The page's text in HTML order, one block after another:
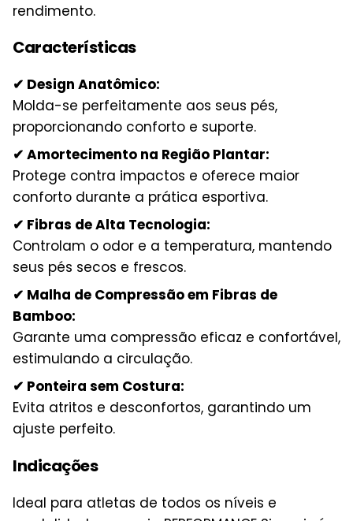
rendimento.
Características
✔ Design Anatômico:
Molda-se perfeitamente aos seus pés,
proporcionando conforto e suporte.
✔ Amortecimento na Região Plantar:
Protege contra impactos e oferece maior
conforto durante a prática esportiva.
✔ Fibras de Alta Tecnologia:
Controlam o odor e a temperatura, mantendo
seus pés secos e frescos.
✔ Malha de Compressão em Fibras de
Bamboo:
Garante uma compressão eficaz e confortável,
estimulando a circulação.
✔ Ponteira sem Costura:
Evita atritos e desconfortos, garantindo um
ajuste perfeito.
Indicações
Ideal para atletas de todos os níveis e